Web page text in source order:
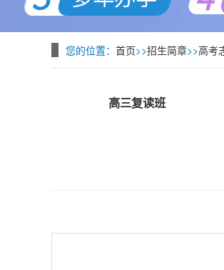
您的位置： 首页>>招生简章>>高考
高三复读班